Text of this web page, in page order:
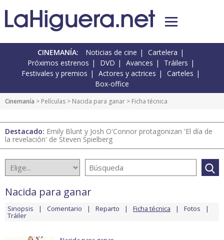
CINEMANÍA: Noticias de cine
Cartelera
Próximos estrenos
DVD Avances
Tráilers
Festivales y premios
Actores y actrices
Carteles
Box-office
Cinemanía > Películas > Nacida para ganar > Ficha técnica
Destacado: Emily Blunt y Josh O'Connor protagonizan 'El día de
la revelación' de Steven Spielberg
Nacida para ganar
Sinopsis Comentario Reparto Ficha técnica Fotos
Tráiler